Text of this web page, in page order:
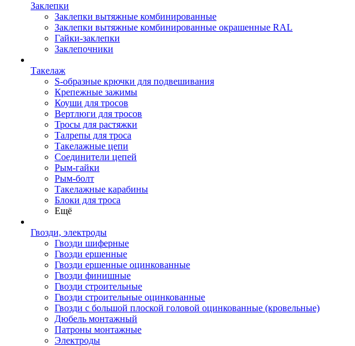
Заклепки
Заклепки вытяжные комбинированные
Заклепки вытяжные комбинированные окрашенные RAL
Гайки-заклепки
Заклепочники
Такелаж
S-образные крючки для подвешивания
Крепежные зажимы
Коуши для тросов
Вертлюги для тросов
Тросы для растяжки
Талрепы для троса
Такелажные цепи
Соединители цепей
Рым-гайки
Рым-болт
Такелажные карабины
Блоки для троса
Ещё
Гвозди, электроды
Гвозди шиферные
Гвозди ершенные
Гвозди ершенные оцинкованные
Гвозди финишные
Гвозди строительные
Гвозди строительные оцинкованные
Гвозди с большой плоской головой оцинкованные (кровельные)
Дюбель монтажный
Патроны монтажные
Электроды